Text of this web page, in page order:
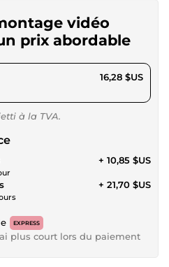
vidéo
prix abordable
$US 16,28 $US
à la TVA.
+ 10,85 $US
+ 21,70 $US
EXPRESS
plus court lors du paiement